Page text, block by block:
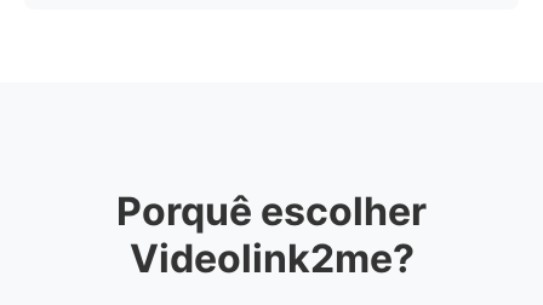
Porquê escolher
Videolink2me?